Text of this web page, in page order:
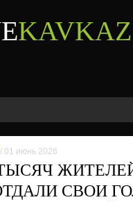
KAVKAZ
/ 01 июнь 2026
СВОИ